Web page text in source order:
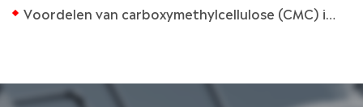
Voordelen van carboxymethylcellulose (CMC) in de papierfabricage-industrie